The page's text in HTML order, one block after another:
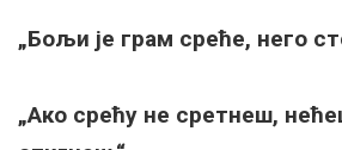
„Бољи је грам среће, него
„Ако срећу не сретнеш,